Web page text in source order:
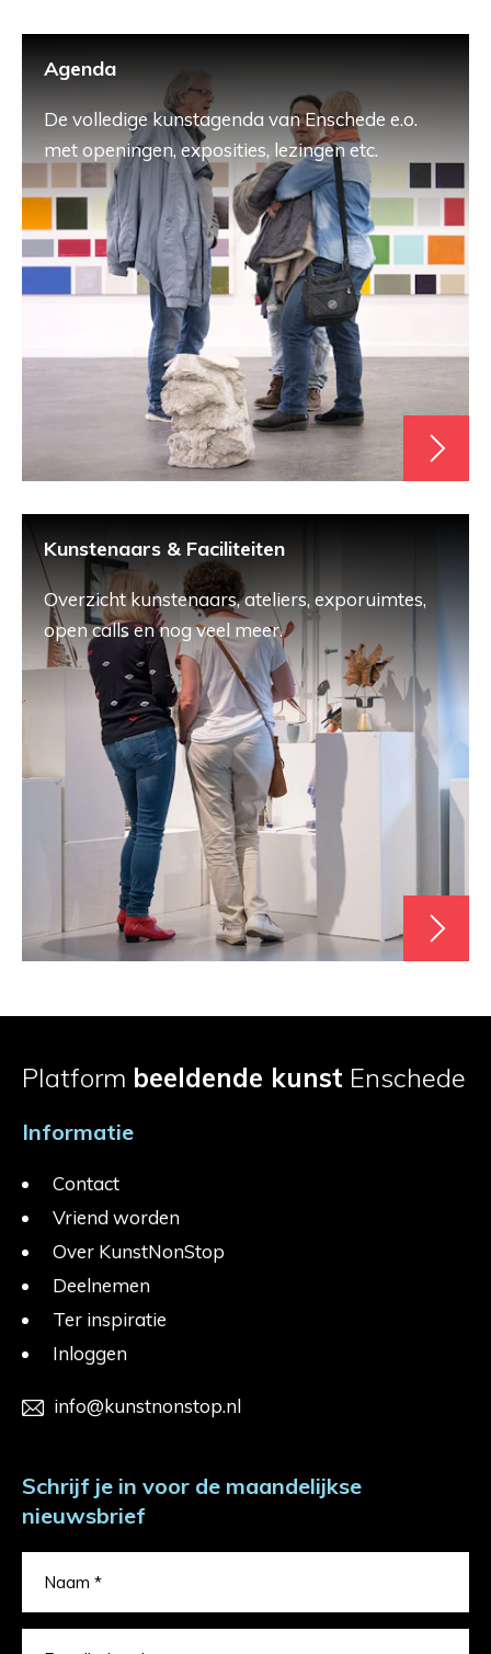
Agenda
De volledige kunstagenda van Enschede e.o.
met openingen, exposities, lezingen etc.
Kunstenaars & Faciliteiten
Overzicht kunstenaars, ateliers, exporuimtes,
open calls en nog veel meer.
Platform beeldende kunst Enschede
Informatie
Contact
Vriend worden
Over KunstNonStop
Deelnemen
Ter inspiratie
Inloggen
info@kunstnonstop.nl
Schrijf je in voor de maandelijkse
nieuwsbrief